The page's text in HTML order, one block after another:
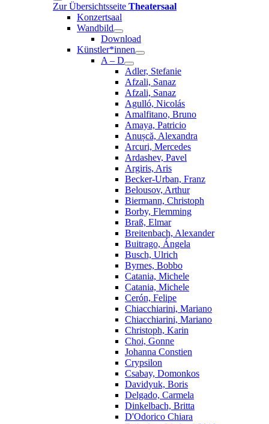
Zur Übersichtsseite Theatersaal
Konzertsaal
Wandbild
Download
Künstler*innen
A – D
Adler, Stefanie
Afzali, Sanaz
Afzali, Sanaz
Agulló, Nicolás
Amalfitano, Bruno
Amaya, Patricio
Anușcă, Alexandra
Arcuri, Mercedes
Ardashev, Pavel
Argiris, Aris
Becker-Urban, Franz
Belousov, Arthur
Biermann, Christoph
Borby, Flemming
Braß, Elmar
Breitenbach, Alexander
Buitrago, Ángela
Busch, Ulrich
Byrnes, Bobbo
Catania, Michele
Catania, Michele
Cerón, Felipe
Chiacchiarini, Mariano
Chiacchiarini, Mariano
Christoph, Karin
Choi, Gonne
Johanna Constien
Crypsilon
Csabay, Domonkos
Davidyuk, Boris
Delgado, Carmela
Dinkelbach, Britta
D'Odorico Chiara